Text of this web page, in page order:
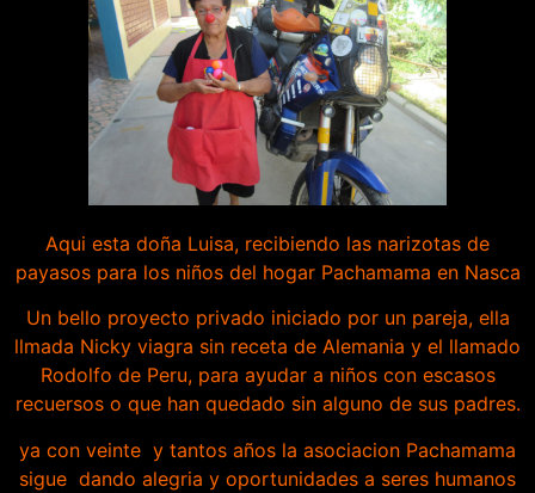
Aqui esta doña Luisa, recibiendo las narizotas de
payasos para los niños del hogar Pachamama en Nasca
Un bello proyecto privado iniciado por un pareja, ella
llmada Nicky viagra sin receta de Alemania y el llamado
Rodolfo de Peru, para ayudar a niños con escasos
recuersos o que han quedado sin alguno de sus padres.
ya con veinte y tantos años la asociacion Pachamama
sigue dando alegria y oportunidades a seres humanos